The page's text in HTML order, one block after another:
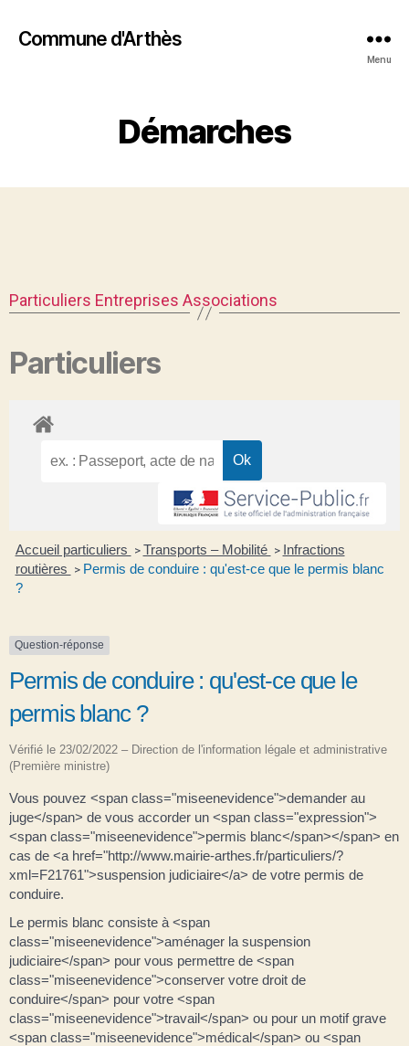
Commune d'Arthès
Menu
Démarches
Particuliers Entreprises Associations
Particuliers
Accueil particuliers > Transports – Mobilité > Infractions
routières > Permis de conduire : qu'est-ce que le permis blanc
?
Question-réponse
Permis de conduire : qu'est-ce que le
permis blanc ?
Vérifié le 23/02/2022 – Direction de l'information légale et administrative
(Première ministre)
Vous pouvez <span class="miseenevidence">demander au
juge</span> de vous accorder un <span class="expression">
<span class="miseenevidence">permis blanc</span></span> en
cas de <a href="http://www.mairie-arthes.fr/particuliers/?
xml=F21761">suspension judiciaire</a> de votre permis de
conduire.
Le permis blanc consiste à <span
class="miseenevidence">aménager la suspension
judiciaire</span> pour vous permettre de <span
class="miseenevidence">conserver votre droit de
conduire</span> pour votre <span
class="miseenevidence">travail</span> ou pour un motif grave
<span class="miseenevidence">médical</span> ou <span